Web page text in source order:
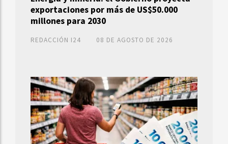
exportaciones por más de US$50.000
millones para 2030
REDACCIÓN I24 08 DE AGOSTO DE 2026